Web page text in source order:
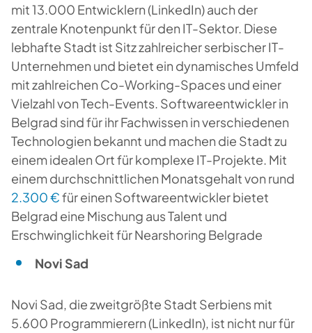
mit 13.000 Entwicklern (LinkedIn) auch der
zentrale Knotenpunkt für den IT-Sektor. Diese
lebhafte Stadt ist Sitz zahlreicher serbischer IT-
Unternehmen und bietet ein dynamisches Umfeld
mit zahlreichen Co-Working-Spaces und einer
Vielzahl von Tech-Events. Softwareentwickler in
Belgrad sind für ihr Fachwissen in verschiedenen
Technologien bekannt und machen die Stadt zu
einem idealen Ort für komplexe IT-Projekte. Mit
einem durchschnittlichen Monatsgehalt von rund
2.300 €für einen Softwareentwickler bietet
Belgrad eine Mischung aus Talent und
Erschwinglichkeit für Nearshoring Belgrade
Novi Sad
Novi Sad, die zweitgrößte Stadt Serbiens mit
5.600 Programmierern (LinkedIn), ist nicht nur für